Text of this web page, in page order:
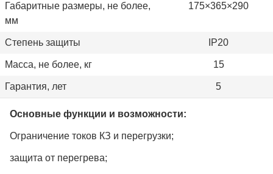
Габаритные размеры, не более,
мм
175×365×290
Степень защиты IP20
Масса, не более, кг 15
Гарантия, лет 5
Основные функции и возможности:
Ограничение токов КЗ и перегрузки;
защита от перегрева;